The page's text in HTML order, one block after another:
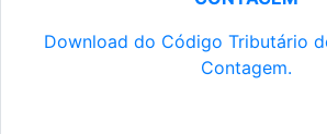
Download do Código Tributário
Contagem.